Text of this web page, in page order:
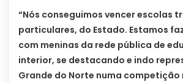
“Nós conseguimos vencer escolas
particulares, do Estado. Estamos
com meninas da rede pública de
interior, se destacando e indo
Grande do Norte numa competição